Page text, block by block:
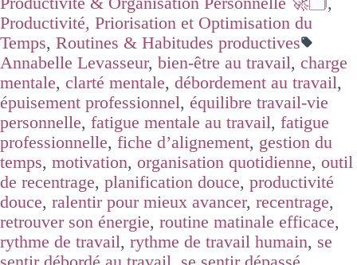
Productivité, Priorisation et Optimisation du
Temps, Routines & Habitudes productives
Annabelle Levasseur, bien-être au travail, charge
mentale, clarté mentale, débordement au travail,
épuisement professionnel, équilibre travail-vie
personnelle, fatigue mentale au travail, fatigue
professionnelle, fiche d’alignement, gestion du
temps, motivation, organisation quotidienne, outil
de recentrage, planification douce, productivité
douce, ralentir pour mieux avancer, recentrage,
retrouver son énergie, routine matinale efficace,
rythme de travail, rythme de travail humain, se